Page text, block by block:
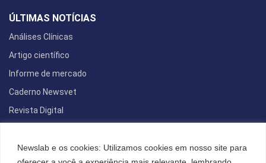
Newslab e os cookies: Utilizamos cookies em nosso site para
ÚLTIMAS NOTÍCIAS
Análises Clínicas
Artigo científico
Informe de mercado
Caderno Newsvet
Revista Digital